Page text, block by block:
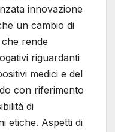
innovazione
un cambio di
rende
riguardanti
medici e del
con riferimento
di
etiche. Aspetti di